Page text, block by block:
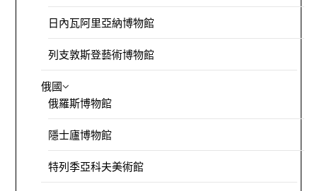
日內瓦阿里亞納博物館
列支敦斯登藝術博物館
俄國
俄羅斯博物館
隱士廬博物館
特列季亞科夫美術館